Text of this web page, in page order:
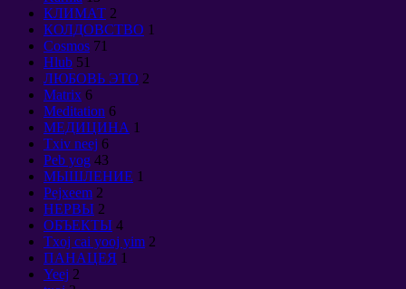
КЛИМАТ 2
КОЛДОВСТВО 1
Cosmos 71
Hlub 51
ЛЮБОВЬ ЭТО 2
Matrix 6
Meditation 6
МЕДИЦИНА 1
Txiv neej 6
Peb yog 43
МЫШЛЕНИЕ 1
Pejxeem 2
НЕРВЫ 2
ОБЪЕКТЫ 4
Txoj cai yooj yim 2
ПАНАЦЕЯ 1
Yeej 2